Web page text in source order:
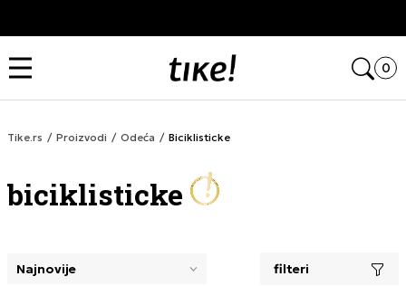
0
Tike.rs Proizvodi Odeća Biciklisticke
biciklisticke
selecting a filter closes the filters and loads new
filteri